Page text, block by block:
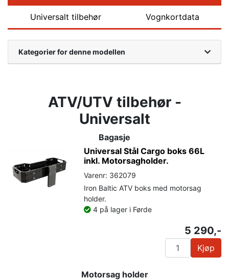
Universalt tilbehør Vognkortdata
Kategorier for denne modellen
ATV/UTV tilbehør -
Universalt
Bagasje
Universal Stål Cargo boks 66L
inkl. Motorsagholder.
Varenr: 362079
Iron Baltic ATV boks med motorsag
holder.
4 på lager i Førde
5 290,-
Kjøp
Motorsag holder